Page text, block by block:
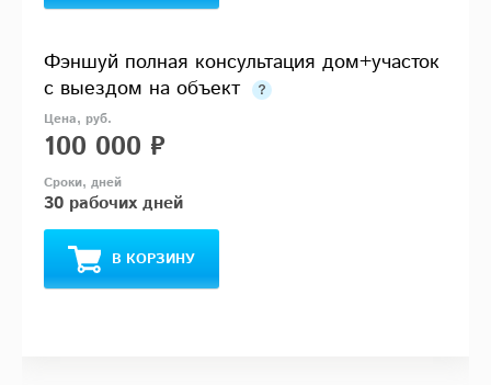
Фэншуй полная консультация дом+участок
с выездом на объект
100 000 ₽
30 рабочих дней
В КОРЗИНУ